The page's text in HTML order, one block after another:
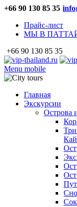
+66 90 130 85 35
Прайс-лист
МЫ В
+66 90 130 85 35
Menu mobile
Главная
Экскурсии
Острова
Кай